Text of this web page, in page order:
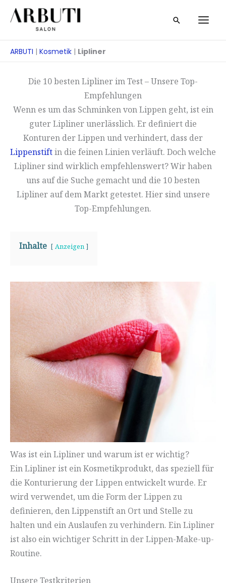
Zum
Inhalt
Suche
ARBUTI | Kosmetik | Lipliner
Die 10 besten Lipliner im Test – Unsere Top-
Empfehlungen
Wenn es um das Schminken von Lippen geht, ist ein
guter Lipliner unerlässlich. Er definiert die
Konturen der Lippen und verhindert, dass der
Lippenstiftin die feinen Linien verläuft. Doch welche
Lipliner sind wirklich empfehlenswert? Wir haben
uns auf die Suche gemacht und die 10 besten
Lipliner auf dem Markt getestet. Hier sind unsere
Top-Empfehlungen.
Inhalte Anzeigen
Was ist ein Lipliner und warum ist er wichtig?
Ein Lipliner ist ein Kosmetikprodukt, das speziell für
die Konturierung der Lippen entwickelt wurde. Er
wird verwendet, um die Form der Lippen zu
definieren, den Lippenstift an Ort und Stelle zu
halten und ein Auslaufen zu verhindern. Ein Lipliner
ist also ein wichtiger Schritt in der Lippen-Make-up-
Routine.
Unsere Testkriterien